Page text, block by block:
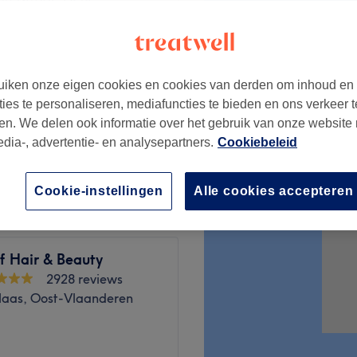
€30
€30
Hair & Beauty
2928 reviews
Oost-Vlaanderen
onze eigen cookies en cookies van derden om inhoud en
te personaliseren, mediafuncties te bieden en ons verkeer
We delen ook informatie over het gebruik van onze website
, advertentie- en analysepartners. Cookiebeleid
Alle cookies accepteren
Cookie-instellingen